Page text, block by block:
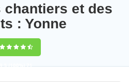
chantiers et des
: Yonne
9,5(100%)71